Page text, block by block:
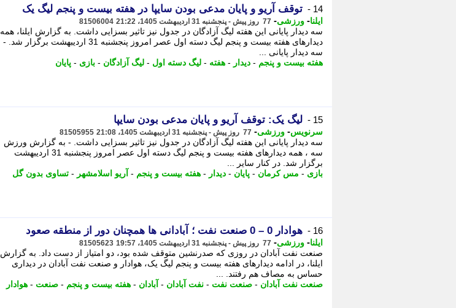
14 - توقف آریو و پایان مدعی بودن سایپا در هفته بیست و پنجم لیگ یک
ایلنا- ورزشی- 77 روز پیش - پنجشنبه 31 اردیبهشت 1405، 21:22 81506004
سه دیدار پایانی این هفته لیگ آزادگان در جدول نیز تاثیر بسزایی داشت. به گزارش ایلنا، همه
دیدارهای هفته بیست و پنجم لیگ دسته اول عصر امروز پنجشنبه 31 اردیبهشت برگزار شد. -
سه دیدار پایانی ...
هفته بیست و پنجم - دیدار - هفته - لیگ دسته اول - لیگ آزادگان - بازی - پایان
15 - لیگ یک: توقف آریو و پایان مدعی بودن سایپا
سرنویس- ورزشی- 77 روز پیش - پنجشنبه 31 اردیبهشت 1405، 21:08 81505955
سه دیدار پایانی این هفته لیگ آزادگان در جدول نیز تاثیر بسزایی داشت. - به گزارش ورزش
سه ، همه دیدارهای هفته بیست و پنجم لیگ دسته اول عصر امروز پنجشنبه 31 اردیبهشت
برگزار شد. در کنار سایر ...
بازی - مس کرمان - پایان - دیدار - هفته بیست و پنجم - آریو اسلامشهر - تساوی بدون گل
16 - هوادار 0 – 0 صنعت نفت ؛ آبادانی ها همچنان دور از منطقه صعود
ایلنا- ورزشی- 77 روز پیش - پنجشنبه 31 اردیبهشت 1405، 19:57 81505623
صنعت نفت آبادان در روزی که صدرنشین متوقف شده بود، دو امتیاز از دست داد. به گزارش
ایلنا، در ادامه دیدارهای هفته بیست و پنجم لیگ یک، هوادار و صنعت نفت آبادان در دیداری
حساس به مصاف هم رفتند. ...
صنعت نفت آبادان - صنعت نفت - نفت آبادان - آبادان - هفته بیست و پنجم - صنعت - هوادار